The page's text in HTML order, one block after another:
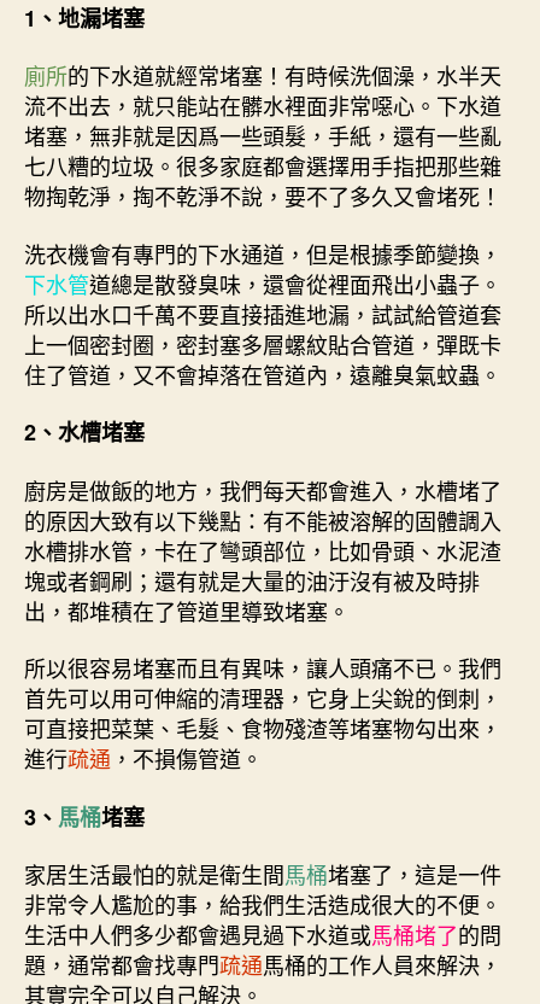
1、地漏堵塞
廁所的下水道就經常堵塞！有時候洗個澡，水半天
流不出去，就只能站在髒水裡面非常噁心。下水道
堵塞，無非就是因爲一些頭髮，手紙，還有一些亂
七八糟的垃圾。很多家庭都會選擇用手指把那些雜
物掏乾淨，掏不乾淨不說，要不了多久又會堵死！
洗衣機會有專門的下水通道，但是根據季節變換，
下水管道總是散發臭味，還會從裡面飛出小蟲子。
所以出水口千萬不要直接插進地漏，試試給管道套
上一個密封圈，密封塞多層螺紋貼合管道，彈既卡
住了管道，又不會掉落在管道內，遠離臭氣蚊蟲。
2、水槽堵塞
廚房是做飯的地方，我們每天都會進入，水槽堵了
的原因大致有以下幾點：有不能被溶解的固體調入
水槽排水管，卡在了彎頭部位，比如骨頭、水泥渣
塊或者鋼刷；還有就是大量的油汙沒有被及時排
出，都堆積在了管道里導致堵塞。
所以很容易堵塞而且有異味，讓人頭痛不已。我們
首先可以用可伸縮的清理器，它身上尖銳的倒刺，
可直接把菜葉、毛髮、食物殘渣等堵塞物勾出來，
進行疏通 ，不損傷管道。
3、 馬桶堵塞
家居生活最怕的就是衛生間馬桶堵塞了，這是一件
非常令人尷尬的事，給我們生活造成很大的不便。
生活中人們多少都會遇見過下水道或馬桶堵了的問
題，通常都會找專門疏通馬桶的工作人員來解決，
其實完全可以自己解決。